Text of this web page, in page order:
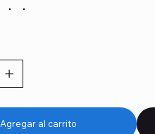
Agregar al carrito